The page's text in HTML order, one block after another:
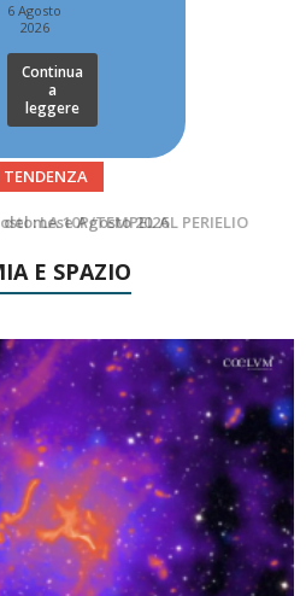
6 Agosto
2026
Continua
a
leggere
TENDENZA
Agosto 2026
E SPAZIO